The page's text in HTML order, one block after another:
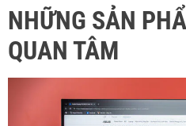
NHỮNG SẢN
QUAN TÂM